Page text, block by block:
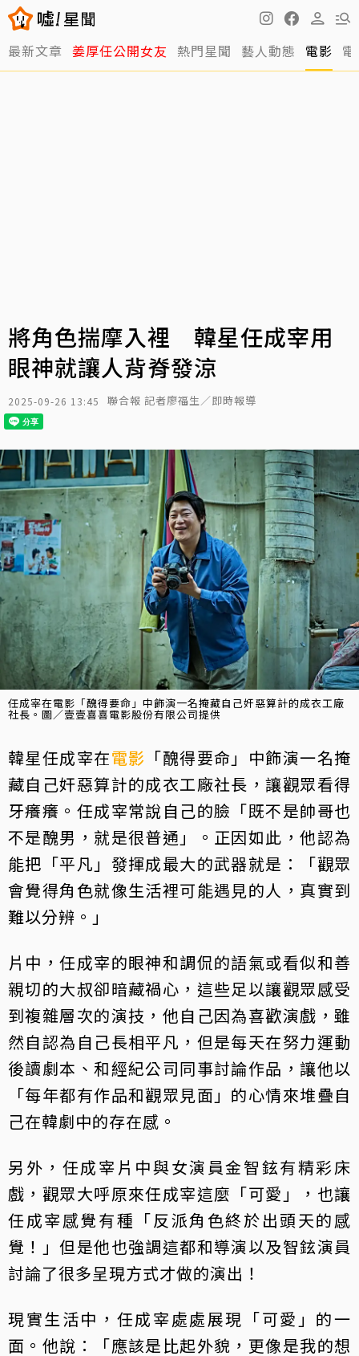
最新文章 姜厚任公開女友 熱門星聞 藝人動態 電影
將角色揣摩入裡 韓星任成宰用
眼神就讓人背脊發涼
2025-09-26 13:45 聯合報 記者廖福生／即時報導
任成宰在電影「醜得要命」中飾演一名掩藏自己奸惡算計的成衣工廠
社長。圖／壹壹喜喜電影股份有限公司提供
韓星任成宰在電影 「醜得要命」中飾演一名掩
藏自己奸惡算計的成衣工廠社長，讓觀眾看得
牙癢癢。任成宰常說自己的臉「既不是帥哥也
不是醜男，就是很普通」。正因如此，他認為
能把「平凡」發揮成最大的武器就是：「觀眾
會覺得角色就像生活裡可能遇見的人，真實到
難以分辨。」
片中，任成宰的眼神和調侃的語氣或看似和善
親切的大叔卻暗藏禍心，這些足以讓觀眾感受
到複雜層次的演技，他自己因為喜歡演戲，雖
然自認為自己長相平凡，但是每天在努力運動
後讀劇本、和經紀公司同事討論作品，讓他以
「每年都有作品和觀眾見面」的心情來堆疊自
己在韓劇中的存在感。
另外，任成宰片中與女演員金智鉉有精彩床
戲，觀眾大呼原來任成宰這麼「可愛」，也讓
任成宰感覺有種「反派角色終於出頭天的感
覺！」但是他也強調這都和導演以及智鉉演員
討論了很多呈現方式才做的演出！
現實生活中，任成宰處處展現「可愛」的一
面。他說：「應該是比起外貌，更像是我的想